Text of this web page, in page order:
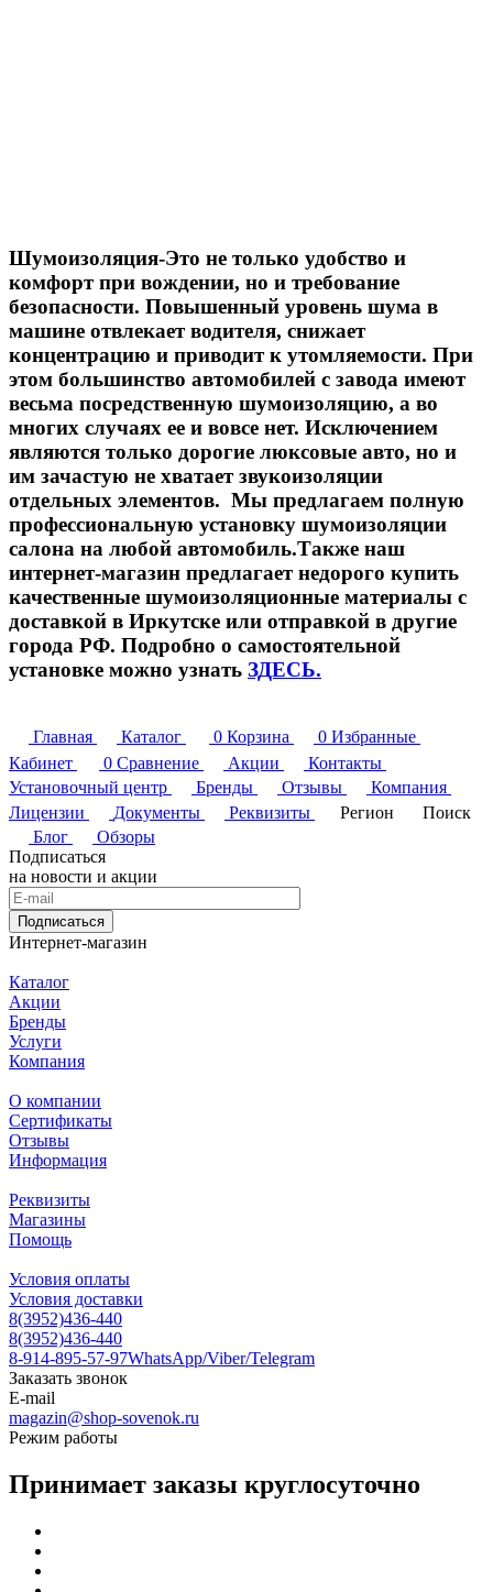
Шумоизоляция-Это не только удобство и
комфорт при вождении, но и требование
безопасности. Повышенный уровень шума в
машине отвлекает водителя, снижает
концентрацию и приводит к утомляемости. При
этом большинство автомобилей с завода имеют
весьма посредственную шумоизоляцию, а во
многих случаях ее и вовсе нет. Исключением
являются только дорогие люксовые авто, но и
им зачастую не хватает звукоизоляции
отдельных элементов. Мы предлагаем полную
профессиональную установку шумоизоляции
салона на любой автомобиль.Также наш
интернет-магазин предлагает недорого купить
качественные шумоизоляционные материалы с
доставкой в Иркутске или отправкой в другие
города РФ. Подробно о самостоятельной
установке можно узнать ЗДЕСЬ.
Главная Каталог 0 Корзина 0 Избранные
Кабинет
0 Сравнение Акции
Контакты
Установочный центр
Бренды Отзывы
Компания
Лицензии
Документы Реквизиты Регион
Поиск
Блог
Обзоры
Подписаться
на новости и акции
Подписаться
Интернет-магазин
Каталог
Акции
Бренды
Услуги
Компания
О компании
Сертификаты
Отзывы
Информация
Реквизиты
Магазины
Помощь
Условия оплаты
Условия доставки
8(3952)436-440
8(3952)436-440
8-914-895-57-97WhatsApp/Viber/Telegram
Заказать звонок
E-mail
magazin@shop-sovenok.ru
Режим работы
Принимает заказы круглосуточно